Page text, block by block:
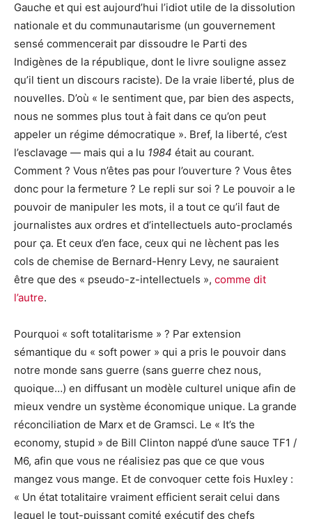
Gauche et qui est aujourd’hui l’idiot utile de la dissolution
nationale et du communautarisme (un gouvernement
sensé commencerait par dissoudre le Parti des
Indigènes de la république, dont le livre souligne assez
qu’il tient un discours raciste). De la vraie liberté, plus de
nouvelles. D’où « le sentiment que, par bien des aspects,
nous ne sommes plus tout à fait dans ce qu’on peut
appeler un régime démocratique ». Bref, la liberté, c’est
l’esclavage — mais qui a lu 1984 était au courant.
Comment ? Vous n’êtes pas pour l’ouverture ? Vous êtes
donc pour la fermeture ? Le repli sur soi ? Le pouvoir a le
pouvoir de manipuler les mots, il a tout ce qu’il faut de
journalistes aux ordres et d’intellectuels auto-proclamés
pour ça. Et ceux d’en face, ceux qui ne lèchent pas les
cols de chemise de Bernard-Henry Levy, ne sauraient
être que des « pseudo-z-intellectuels », comme dit
l’autre.
Pourquoi « soft totalitarisme » ? Par extension
sémantique du « soft power » qui a pris le pouvoir dans
notre monde sans guerre (sans guerre chez nous,
quoique…) en diffusant un modèle culturel unique afin de
mieux vendre un système économique unique. La grande
réconciliation de Marx et de Gramsci. Le « It’s the
economy, stupid » de Bill Clinton nappé d’une sauce TF1 /
M6, afin que vous ne réalisiez pas que ce que vous
mangez vous mange. Et de convoquer cette fois Huxley :
« Un état totalitaire vraiment efficient serait celui dans
lequel le tout-puissant comité exécutif des chefs